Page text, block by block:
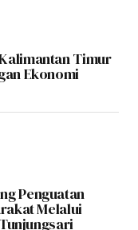
Timur
Ekonomi
Penguatan
Melalui